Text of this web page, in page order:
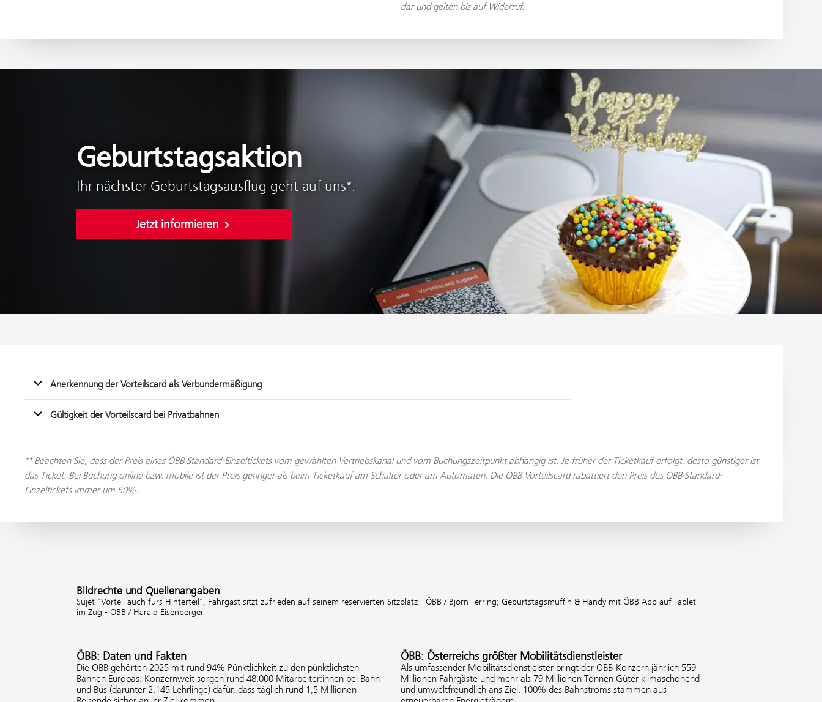
dar und gelten bis auf Widerruf.
Geburtstagsaktion
Ihr nächster Geburtstagsausflug geht auf uns*.
Jetzt informieren
Anerkennung der Vorteilscard als Verbundermäßigung
Gültigkeit der Vorteilscard bei Privatbahnen
** Beachten Sie, dass der Preis eines ÖBB Standard-Einzeltickets vom gewählten Vertriebskanal und vom Buchungszeitpunkt abhängig ist. Je früher der Ticketkauf erfolgt, desto günstiger ist
das Ticket. Bei Buchung online bzw. mobile ist der Preis geringer als beim Ticketkauf am Schalter oder am Automaten. Die ÖBB Vorteilscard rabattiert den Preis des ÖBB Standard-
Einzeltickets immer um 50%.
Bildrechte und Quellenangaben
Sujet "Vorteil auch fürs Hinterteil", Fahrgast sitzt zufrieden auf seinem reservierten Sitzplatz - ÖBB / Björn Terring; Geburtstagsmuffin & Handy mit ÖBB App auf Tablet
im Zug - ÖBB / Harald Eisenberger
ÖBB: Daten und Fakten
Die ÖBB gehörten 2025 mit rund 94% Pünktlichkeit zu den pünktlichsten
Bahnen Europas. Konzernweit sorgen rund 48.000 Mitarbeiter:innen bei Bahn
und Bus (darunter 2.145 Lehrlinge) dafür, dass täglich rund 1,5 Millionen
ÖBB: Österreichs größter Mobilitätsdienstleister
Als umfassender Mobilitätsdienstleister bringt der ÖBB-Konzern jährlich 559
Millionen Fahrgäste und mehr als 79 Millionen Tonnen Güter klimaschonend
und umweltfreundlich ans Ziel. 100% des Bahnstroms stammen aus